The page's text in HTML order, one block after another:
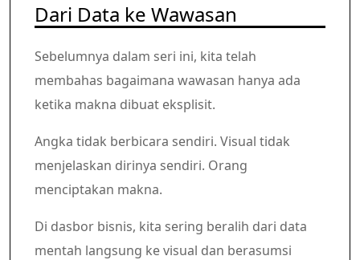
Dari Data ke Wawasan
Sebelumnya dalam seri ini, kita telah
membahas bagaimana wawasan hanya ada
ketika makna dibuat eksplisit.
Angka tidak berbicara sendiri. Visual tidak
menjelaskan dirinya sendiri. Orang
menciptakan makna.
Di dasbor bisnis, kita sering beralih dari data
mentah langsung ke visual dan berasumsi